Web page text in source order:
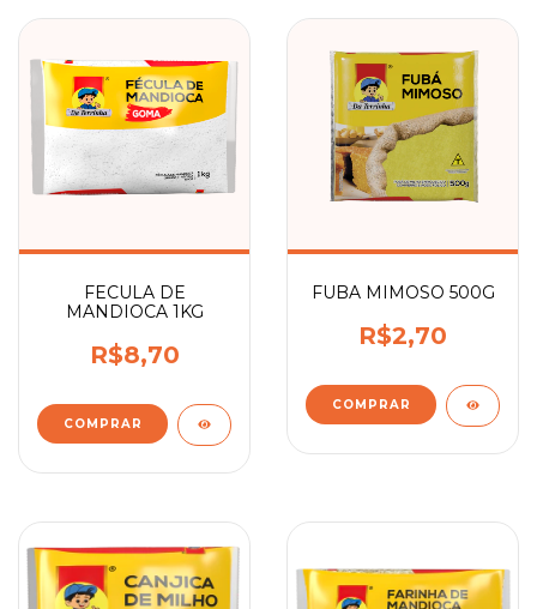
FECULA DE
MANDIOCA 1KG
R$8,70
FUBA MIMOSO 500G
R$2,70